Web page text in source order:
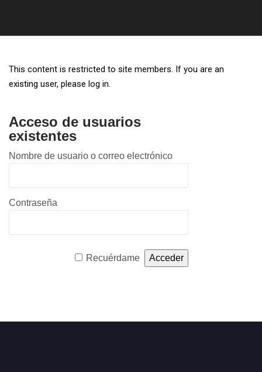
This content is restricted to site members. If you are an
existing user, please log in.
Acceso de usuarios
existentes
Nombre de usuario o correo electrónico
Contraseña
Recuérdame